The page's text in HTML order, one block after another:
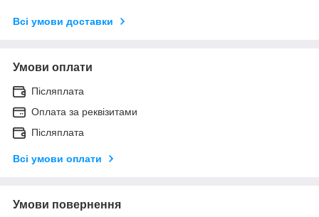
Всі умови доставки
Умови оплати
Післяплата
Оплата за реквізитами
Післяплата
Всі умови оплати
Умови повернення